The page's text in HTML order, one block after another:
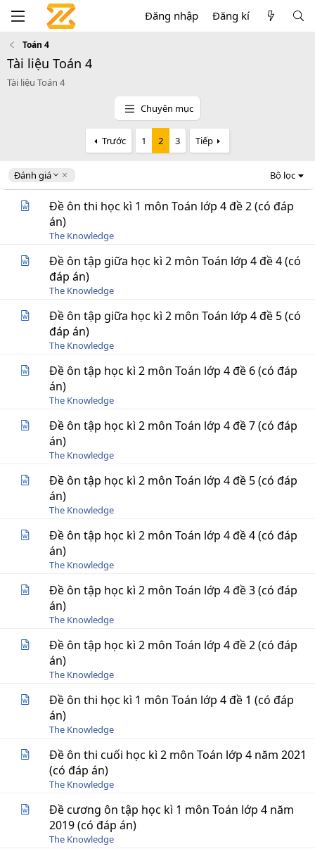
Đăng nhập Đăng kí
Toán 4
Tài liệu Toán 4
Tài liệu Toán 4
Chuyên mục
Trước 1 2 3 Tiếp
Đánh giá
D
e
Bộ lọc
Đề ôn thi học kì 1 môn Toán lớp 4 đề 2 (có đáp
án)
The Knowledge
Đề ôn tập giữa học kì 2 môn Toán lớp 4 đề 4 (có
đáp án)
The Knowledge
Đề ôn tập giữa học kì 2 môn Toán lớp 4 đề 5 (có
đáp án)
The Knowledge
Đề ôn tập học kì 2 môn Toán lớp 4 đề 6 (có đáp
án)
The Knowledge
Đề ôn tập học kì 2 môn Toán lớp 4 đề 7 (có đáp
án)
The Knowledge
Đề ôn tập học kì 2 môn Toán lớp 4 đề 5 (có đáp
án)
The Knowledge
Đề ôn tập học kì 2 môn Toán lớp 4 đề 4 (có đáp
án)
The Knowledge
Đề ôn tập học kì 2 môn Toán lớp 4 đề 3 (có đáp
án)
The Knowledge
Đề ôn tập học kì 2 môn Toán lớp 4 đề 2 (có đáp
án)
The Knowledge
Đề ôn thi học kì 1 môn Toán lớp 4 đề 1 (có đáp
án)
The Knowledge
Đề ôn thi cuối học kì 2 môn Toán lớp 4 năm 2021
(có đáp án)
The Knowledge
Đề cương ôn tập học kì 1 môn Toán lớp 4 năm
2019 (có đáp án)
The Knowledge